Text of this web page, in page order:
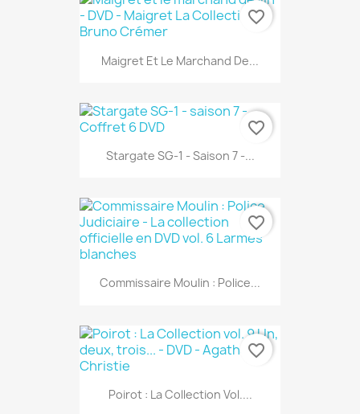
Maigret Et Le Marchand De...
favorite_border
Stargate SG-1 - Saison 7 -...
favorite_border
Commissaire Moulin : Police...
favorite_border
Poirot : La Collection Vol....
favorite_border